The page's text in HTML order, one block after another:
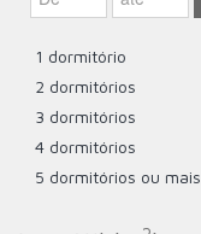
1 dormitório
2 dormitórios
3 dormitórios
4 dormitórios
5 dormitórios ou mais